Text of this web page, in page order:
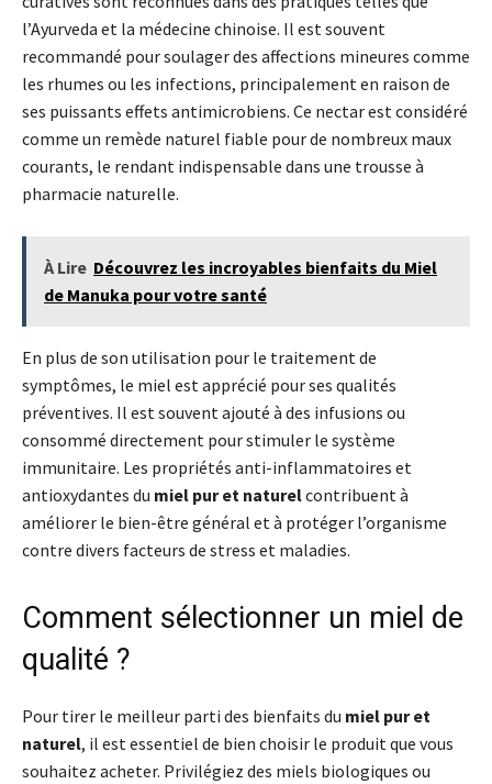
l’Ayurveda et la médecine chinoise. Il est souvent
recommandé pour soulager des affections mineures comme
les rhumes ou les infections, principalement en raison de
ses puissants effets antimicrobiens. Ce nectar est considéré
comme un remède naturel fiable pour de nombreux maux
courants, le rendant indispensable dans une trousse à
pharmacie naturelle.
À Lire Découvrez les incroyables bienfaits du Miel
de Manuka pour votre santé
En plus de son utilisation pour le traitement de
symptômes, le miel est apprécié pour ses qualités
préventives. Il est souvent ajouté à des infusions ou
consommé directement pour stimuler le système
immunitaire. Les propriétés anti-inflammatoires et
antioxydantes du miel pur et naturelcontribuent à
améliorer le bien-être général et à protéger l’organisme
contre divers facteurs de stress et maladies.
Comment sélectionner un miel de
qualité ?
Pour tirer le meilleur parti des bienfaits du miel pur et
naturel, il est essentiel de bien choisir le produit que vous
souhaitez acheter. Privilégiez des miels biologiques ou